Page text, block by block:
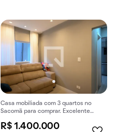
Casa mobiliada com 3 quartos no
Sacomã para comprar. Excelente
estratégica.
R$ 1.400.000